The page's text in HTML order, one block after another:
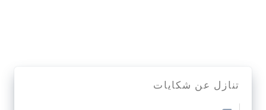
تنازل عن شكايات